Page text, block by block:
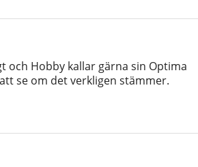
och Hobby kallar gärna sin Optima
se om det verkligen stämmer.